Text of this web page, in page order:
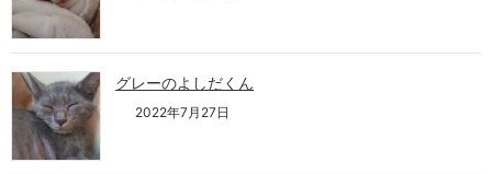
グレーのよしだくん
2022年7月27日